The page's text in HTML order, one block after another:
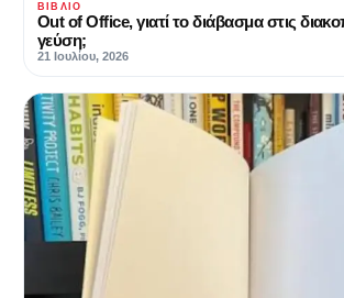
ΒΙΒΛΊΟ
Out of Office, γιατί το διάβασμα στις
γεύση;
21 Ιουλίου, 2026